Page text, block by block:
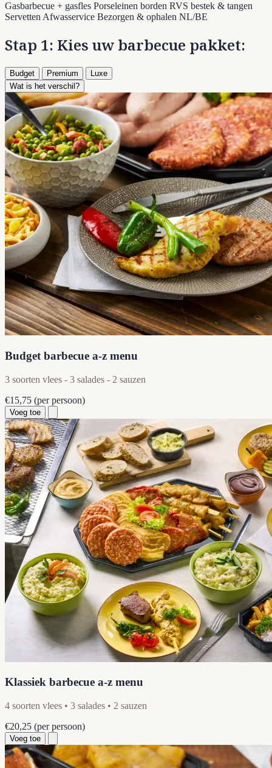
Gasbarbecue + gasfles Porseleinen borden RVS bestek & tangen
Servetten Afwasservice Bezorgen & ophalen NL/BE
Stap 1: Kies uw barbecue pakket:
Budget Premium
Luxe
Wat is het verschil?
Budget barbecue a-z menu
3 soorten vlees - 3 salades - 2 sauzen
€15,75 (per persoon)
Voeg toe
Klassiek barbecue a-z menu
4 soorten vlees • 3 salades • 2 sauzen
€20,25 (per persoon)
Voeg toe